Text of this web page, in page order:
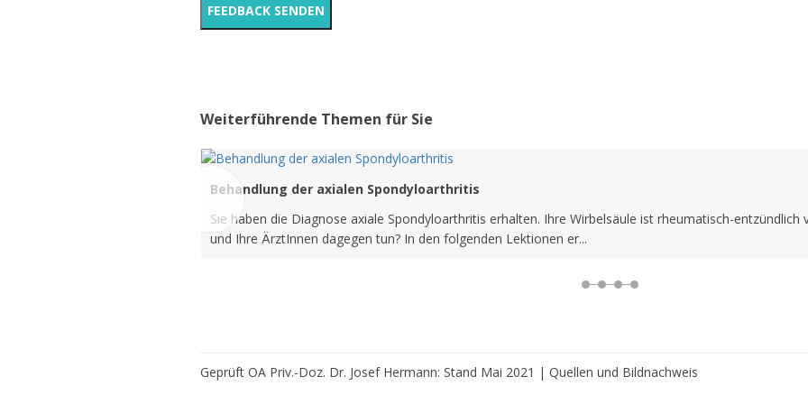
Weiterführende Themen für Sie
Behandlung der axialen Spondyloarthritis
Sie haben die Diagnose axiale Spondyloarthritis erhalten. Ihre Wirbelsäule ist rheumatisch-entzündlich
und Ihre ÄrztInnen dagegen tun? In den folgenden Lektionen er...
Geprüft OA Priv.-Doz. Dr. Josef Hermann: Stand Mai 2021 | Quellen und Bildnachweis